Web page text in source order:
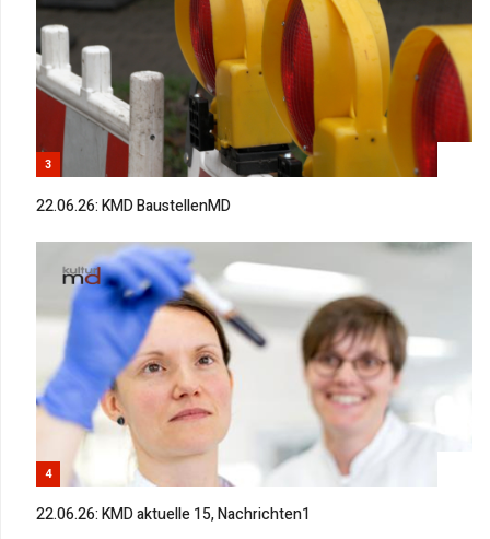
3
22.06.26: KMD BaustellenMD
4
22.06.26: KMD aktuelle 15, Nachrichten1